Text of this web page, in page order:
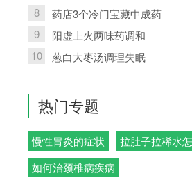
8
药店3个冷门宝藏中成药
9
阳虚上火两味药调和
10
葱白大枣汤调理失眠
热门专题
慢性胃炎的症状
拉肚子拉稀水
如何治颈椎病疾病